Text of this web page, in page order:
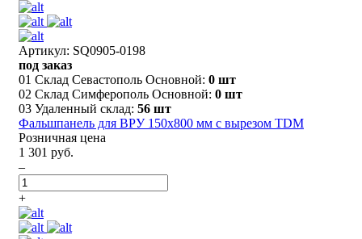
Артикул: SQ0905-0198
под заказ
01 Склад Севастополь Основной: 0 шт
02 Склад Симферополь Основной: 0 шт
03 Удаленный склад: 56 шт
Фальшпанель для ВРУ 150х800 мм с вырезом TDM
Розничная цена
1 301 руб.
–
+